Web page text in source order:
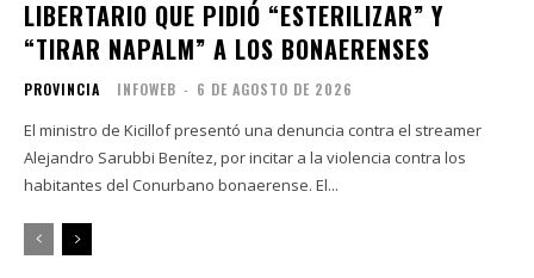
LIBERTARIO QUE PIDIÓ “ESTERILIZAR” Y
“TIRAR NAPALM” A LOS BONAERENSES
PROVINCIA INFOWEB - 6 DE AGOSTO DE 2026
El ministro de Kicillof presentó una denuncia contra el streamer
Alejandro Sarubbi Benítez, por incitar a la violencia contra los
habitantes del Conurbano bonaerense. El...